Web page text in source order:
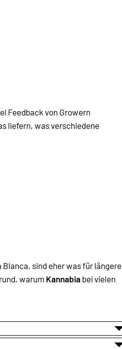
Feedback von Growern
liefern, was verschiedene
sind eher was für längere
warum Kannabia bei vielen